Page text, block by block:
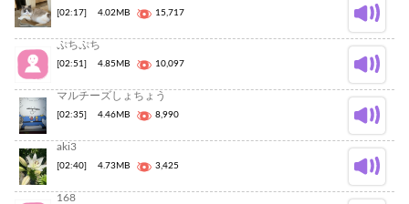
[02:17] 4.02MB 15,717
ぷちぷち
[02:51] 4.85MB 10,097
マルチーズしょちょう
[02:35] 4.46MB 8,990
aki3
[02:40] 4.73MB 3,425
168